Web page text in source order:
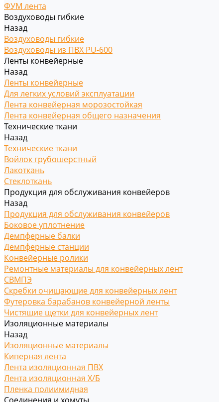
ФУМ лента
Воздуховоды гибкие
Назад
Воздуховоды гибкие
Воздуховоды из ПВХ PU-600
Ленты конвейерные
Назад
Ленты конвейерные
Для легких условий эксплуатации
Лента конвейерная морозостойкая
Лента конвейерная общего назначения
Технические ткани
Назад
Технические ткани
Войлок грубошерстный
Лакоткань
Стеклоткань
Продукция для обслуживания конвейеров
Назад
Продукция для обслуживания конвейеров
Боковое уплотнение
Демпферные балки
Демпферные станции
Конвейерные ролики
Ремонтные материалы для конвейерных лент
СВМПЭ
Скребки очищающие для конвейерных лент
Футеровка барабанов конвейерной ленты
Чистящие щетки для конвейерных лент
Изоляционные материалы
Назад
Изоляционные материалы
Киперная лента
Лента изоляционная ПВХ
Лента изоляционная Х/Б
Пленка полиимидная